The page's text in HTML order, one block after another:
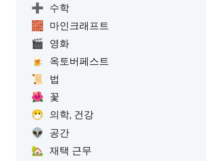
➕ 수학
🧱 마인크래프트
🎬 영화
🍺 옥토버페스트
📜 법
🌺 꽃
😷 의학, 건강
👽 공간
🏡 재택 근무